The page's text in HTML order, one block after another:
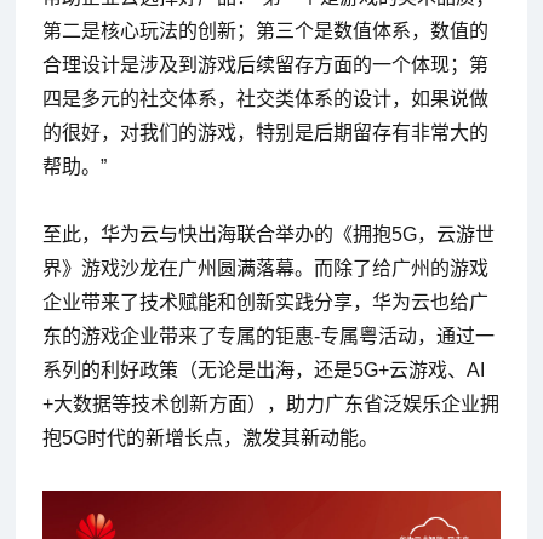
第二是核心玩法的创新；第三个是数值体系，数值的
合理设计是涉及到游戏后续留存方面的一个体现；第
四是多元的社交体系，社交类体系的设计，如果说做
的很好，对我们的游戏，特别是后期留存有非常大的
帮助。”
至此，华为云与快出海联合举办的《拥抱5G，云游世
界》游戏沙龙在广州圆满落幕。而除了给广州的游戏
企业带来了技术赋能和创新实践分享，华为云也给广
东的游戏企业带来了专属的钜惠-专属粤活动，通过一
系列的利好政策（无论是出海，还是5G+云游戏、AI
+大数据等技术创新方面），助力广东省泛娱乐企业拥
抱5G时代的新增长点，激发其新动能。